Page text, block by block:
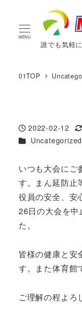
MENU
誰でも気軽
01TOP
投稿日
2022-02-12
カテゴリー
Uncategorized
いつも大会にご
す。まん延防止
役員の安全、安
26日の大会を中
た。
皆様の健康と安
す。また体育館
ご理解の程よろ